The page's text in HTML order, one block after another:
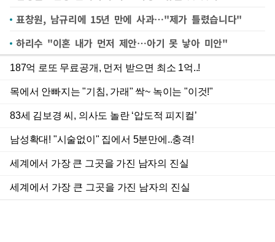
표창원, 남규리에 15년 만에 사과…"제가 틀렸습니다"
하리수 "이혼 내가 먼저 제안…아기 못 낳아 미안"